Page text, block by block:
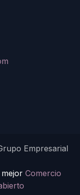
Empresarial
mejorComercio